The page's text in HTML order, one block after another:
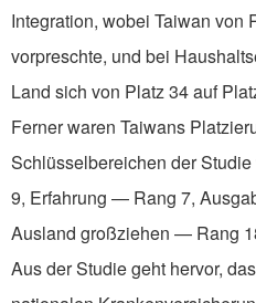
Integration, wobei Taiwan von
vorpreschte, und bei
Land sich von Platz 34 auf
Ferner waren Taiwans
Schlüsselbereichen der
9, Erfahrung — Rang 7,
Ausland großziehen — Rang
Aus der Studie geht hervor,